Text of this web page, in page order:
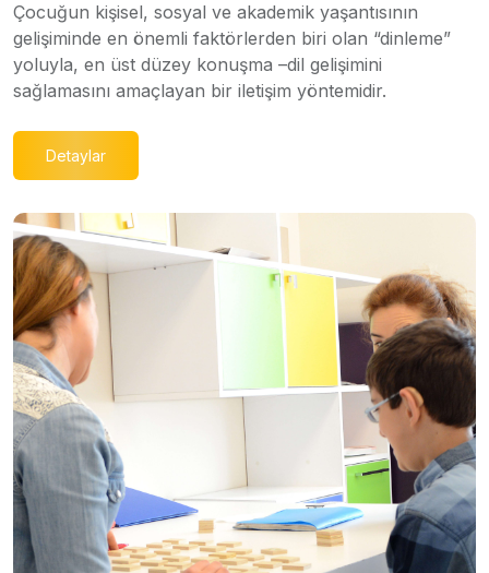
Çocuğun kişisel, sosyal ve akademik yaşantısının
gelişiminde en önemli faktörlerden biri olan “dinleme”
yoluyla, en üst düzey konuşma –dil gelişimini
sağlamasını amaçlayan bir iletişim yöntemidir.
Detaylar